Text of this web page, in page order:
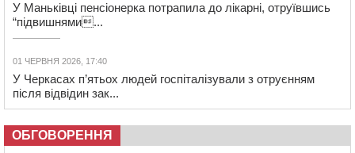
У Маньківці пенсіонерка потрапила до лікарні, отруївшись
“підвишнями...
01 ЧЕРВНЯ 2026, 17:40
У Черкасах п’ятьох людей госпіталізували з отруєнням
після відвідин зак...
ОБГОВОРЕННЯ